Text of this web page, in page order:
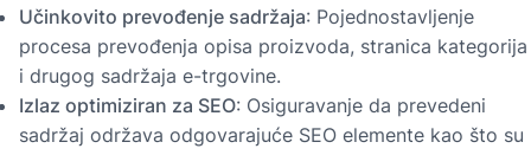
Učinkovito prevođenje sadržaja: Pojednostavljenje
procesa prevođenja opisa proizvoda, stranica kategorija
i drugog sadržaja e-trgovine.
Izlaz optimiziran za SEO: Osiguravanje da prevedeni
sadržaj održava odgovarajuće SEO elemente kao što su